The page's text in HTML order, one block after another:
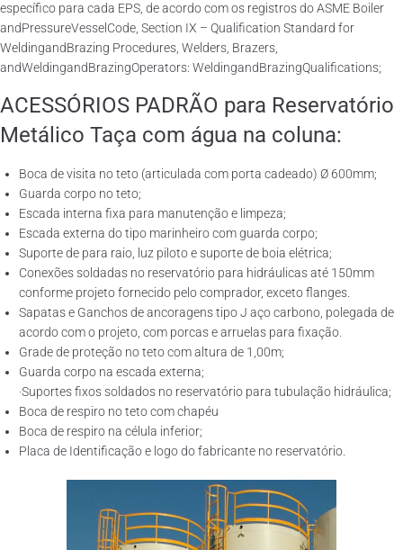
específico para cada EPS, de acordo com os registros do ASME Boiler
andPressureVesselCode, Section IX – Qualification Standard for
WeldingandBrazing Procedures, Welders, Brazers,
andWeldingandBrazingOperators: WeldingandBrazingQualifications;
ACESSÓRIOS PADRÃO para Reservatório
Metálico Taça com água na coluna:
Boca de visita no teto (articulada com porta cadeado) Ø 600mm;
Guarda corpo no teto;
Escada interna fixa para manutenção e limpeza;
Escada externa do tipo marinheiro com guarda corpo;
Suporte de para raio, luz piloto e suporte de boia elétrica;
Conexões soldadas no reservatório para hidráulicas até 150mm
conforme projeto fornecido pelo comprador, exceto flanges.
Sapatas e Ganchos de ancoragens tipo J aço carbono, polegada de
acordo com o projeto, com porcas e arruelas para fixação.
Grade de proteção no teto com altura de 1,00m;
Guarda corpo na escada externa;
·Suportes fixos soldados no reservatório para tubulação hidráulica;
Boca de respiro no teto com chapéu
Boca de respiro na célula inferior;
Placa de Identificação e logo do fabricante no reservatório.